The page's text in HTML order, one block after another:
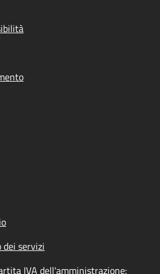
servizi
IVA dell'amministrazione: